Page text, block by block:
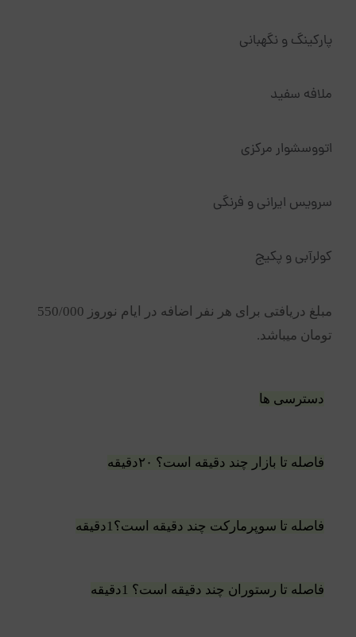
پارکینگ و نگهبانی
ملافه سفید
اتووسشوار مرکزی
سرویس ایرانی و فرنگی
کولرآبی و پکیج
مبلغ دریافتی برای هر نفر اضافه در ایام نوروز 550/000
تومان میباشد.
دسترسی ها
فاصله تا بازار چند دقیقه است؟ ۲۰دقیقه
فاصله تا سوپرمارکت چند دقیقه است؟1دقیقه
فاصله تا رستوران چند دقیقه است؟ 1دقیقه